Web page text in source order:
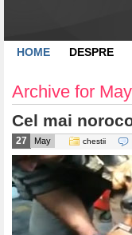
HOME DESPRE
Archive for
Cel mai
27 May chestii